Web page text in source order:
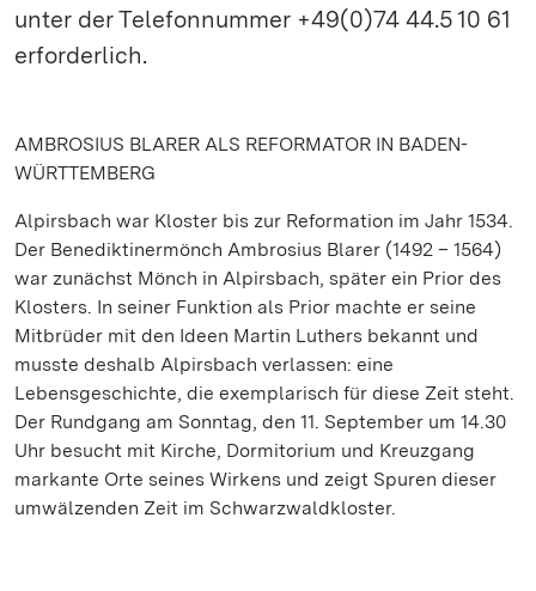
unter der Telefonnummer +49(0)74 44.5 10 61
erforderlich.
AMBROSIUS BLARER ALS REFORMATOR IN BADEN-
WÜRTTEMBERG
Alpirsbach war Kloster bis zur Reformation im Jahr 1534.
Der Benediktinermönch Ambrosius Blarer (1492 – 1564)
war zunächst Mönch in Alpirsbach, später ein Prior des
Klosters. In seiner Funktion als Prior machte er seine
Mitbrüder mit den Ideen Martin Luthers bekannt und
musste deshalb Alpirsbach verlassen: eine
Lebensgeschichte, die exemplarisch für diese Zeit steht.
Der Rundgang am Sonntag, den 11. September um 14.30
Uhr besucht mit Kirche, Dormitorium und Kreuzgang
markante Orte seines Wirkens und zeigt Spuren dieser
umwälzenden Zeit im Schwarzwaldkloster.